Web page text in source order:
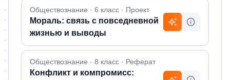
Обществознание · 6 класс · Проект
Мораль: связь с повседневной
жизнью и выводы
Обществознание · 8 класс · Реферат
Конфликт и компромисс: